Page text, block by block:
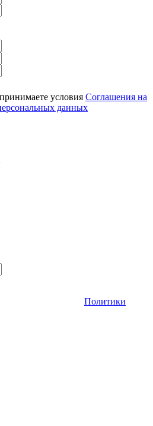
условия Соглашения на
данных
Политики